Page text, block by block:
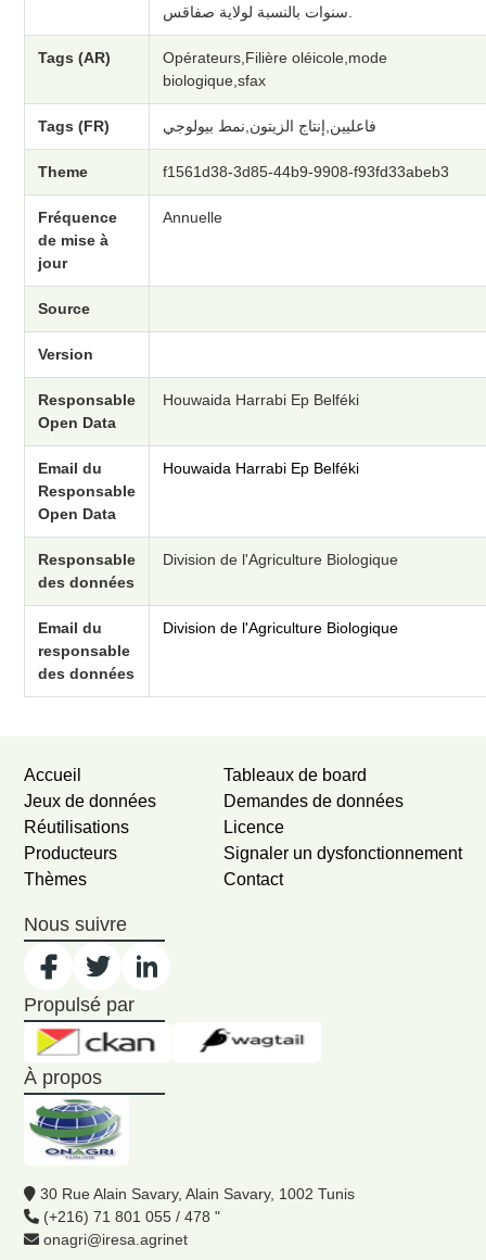
سنوات بالنسبة لولاية صفاقس.
Tags (AR)
Opérateurs,Filière oléicole,mode
biologique,sfax
Tags (FR) فاعليين,إنتاج الزيتون,نمط بيولوجي
Theme f1561d38-3d85-44b9-9908-f93fd33abeb3
Fréquence
de mise à
jour
Annuelle
Source
Version
Responsable
Open Data
Houwaida Harrabi Ep Belféki
Email du
Responsable
Open Data
Houwaida Harrabi Ep Belféki
Responsable
des données
Division de l'Agriculture Biologique
Email du
responsable
des données
Division de l'Agriculture Biologique
Accueil
Jeux de données
Réutilisations
Producteurs
Thèmes
Tableaux de board
Demandes de données
Licence
Signaler un dysfonctionnement
Contact
Nous suivre
Propulsé par
À propos
30 Rue Alain Savary, Alain Savary, 1002 Tunis
(+216) 71 801 055 / 478 "
onagri@iresa.agrinet